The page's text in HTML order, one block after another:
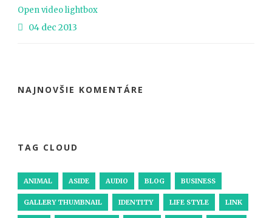
Open video lightbox
04 dec 2013
NAJNOVŠIE KOMENTÁRE
TAG CLOUD
ANIMAL ASIDE AUDIO BLOG BUSINESS
GALLERY THUMBNAIL IDENTITY LIFE STYLE LINK